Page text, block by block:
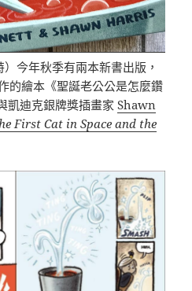
今年秋季有兩本新書出版，
的繪本《聖誕老公公是怎麼鑽
凱迪克銀牌獎插畫家Shawn
First Cat in Space and the